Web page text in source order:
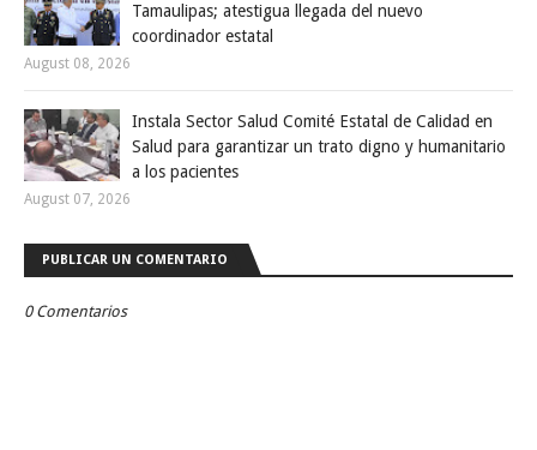
Tamaulipas; atestigua llegada del nuevo
coordinador estatal
August 08, 2026
Instala Sector Salud Comité Estatal de Calidad en
Salud para garantizar un trato digno y humanitario
a los pacientes
August 07, 2026
PUBLICAR UN COMENTARIO
0 Comentarios